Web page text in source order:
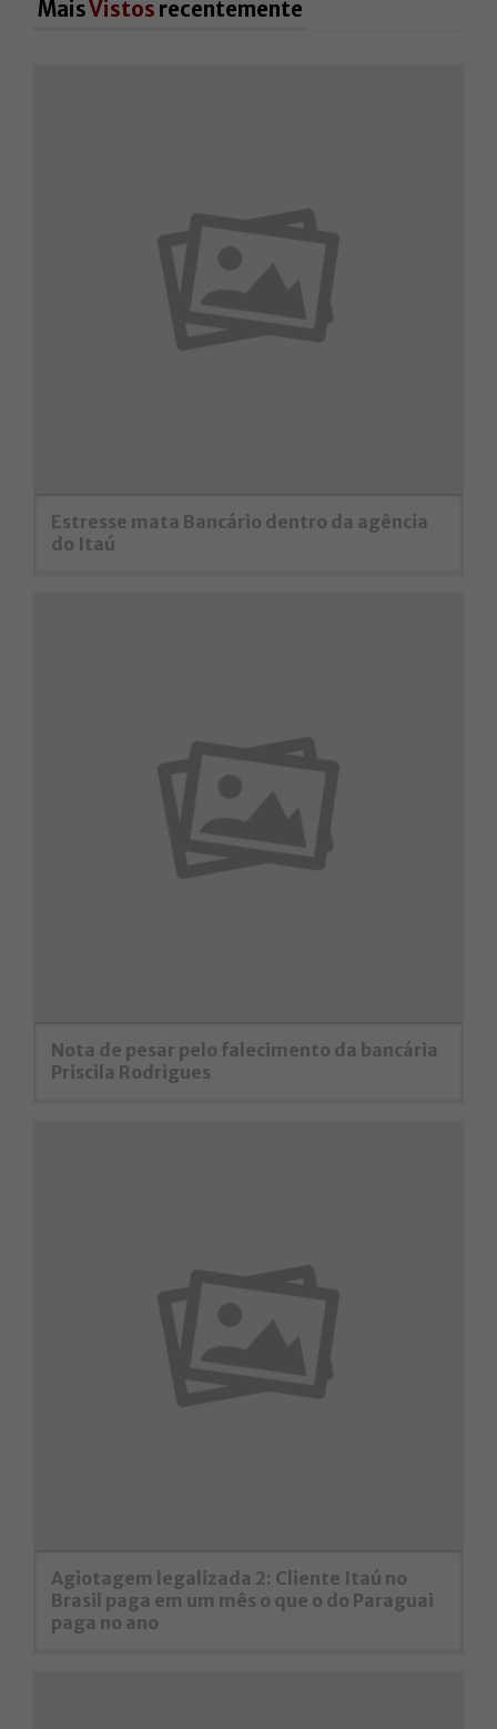
MaisVistos recentemente
Estresse mata Bancário dentro da agência
do Itaú
Nota de pesar pelo falecimento da bancária
Priscila Rodrigues
Agiotagem legalizada 2: Cliente Itaú no
Brasil paga em um mês o que o do Paraguai
paga no ano